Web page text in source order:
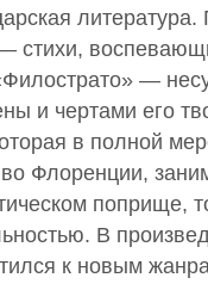
стихи,
—
и чертами его
в полной
Флоренции,
поприще,
В
к новым